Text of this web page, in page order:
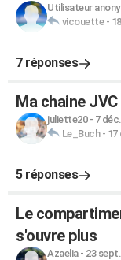
Utilisateur
vicouette-
7 réponses
Ma chaine
juliette20- 7
Le_Buch- 17
5 réponses
Le
s'ouvre plus
Azaelia- 23